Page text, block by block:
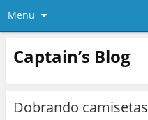
Menu
Captain’s Blog
Dobrando camisetas